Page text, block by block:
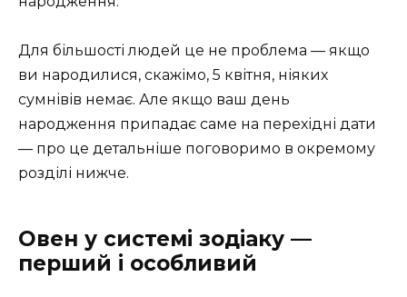
Для більшості людей це не проблема — якщо
ви народилися, скажімо, 5 квітня, ніяких
сумнівів немає. Але якщо ваш день
народження припадає саме на перехідні дати
— про це детальніше поговоримо в окремому
розділі нижче.
Овен у системі зодіаку —
перший і особливий